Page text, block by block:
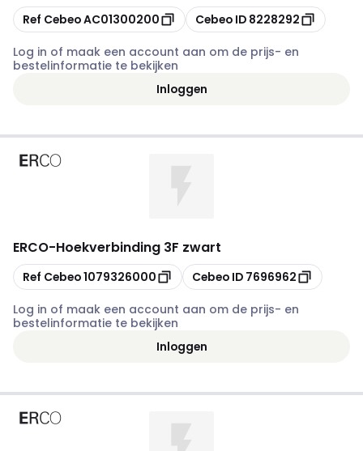
Kopiëren
Ref CebeoAC01300200 Kopiëren
Cebeo ID 8228292
Log in of maak een account aan om de prijs- en
bestelinformatie te bekijken
Inloggen
ERCO-Hoekverbinding 3F zwart
Kopiëren
Ref Cebeo1079326000 Kopiëren
Cebeo ID 7696962
Log in of maak een account aan om de prijs- en
bestelinformatie te bekijken
Inloggen